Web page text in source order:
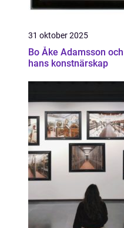
31 oktober 2025
Bo Åke Adamsson och
hans konstnärskap